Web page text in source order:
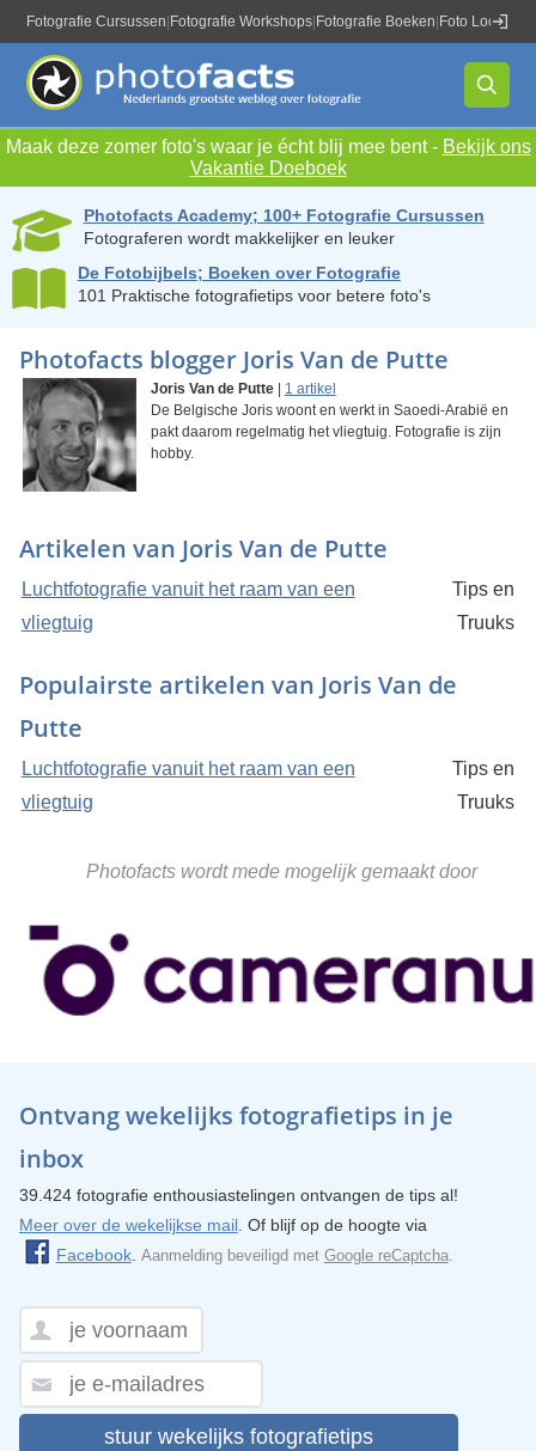
Fotografie Cursussen Fotografie Workshops Fotografie Boeken Foto Locaties
Maak deze zomer foto's waar je écht blij mee bent - Bekijk ons
Vakantie Doeboek
Photofacts Academy; 100+ Fotografie Cursussen
Fotograferen wordt makkelijker en leuker
De Fotobijbels; Boeken over Fotografie
101 Praktische fotografietips voor betere foto's
Photofacts blogger Joris Van de Putte
Joris Van de Putte| 1 artikel
De Belgische Joris woont en werkt in Saoedi-Arabië en
pakt daarom regelmatig het vliegtuig. Fotografie is zijn
hobby.
Artikelen van Joris Van de Putte
Luchtfotografie vanuit het raam van een
vliegtuig
Tips en
Truuks
Populairste artikelen van Joris Van de
Putte
Luchtfotografie vanuit het raam van een
vliegtuig
Tips en
Truuks
Photofacts wordt mede mogelijk gemaakt door
Ontvang wekelijks fotografietips in je
inbox
39.424 fotografie enthousiastelingen ontvangen de tips al!
Meer over de wekelijkse mail. Of blijf op de hoogte via
Facebook. Aanmelding beveiligd met Google reCaptcha.
stuur wekelijks fotografietips